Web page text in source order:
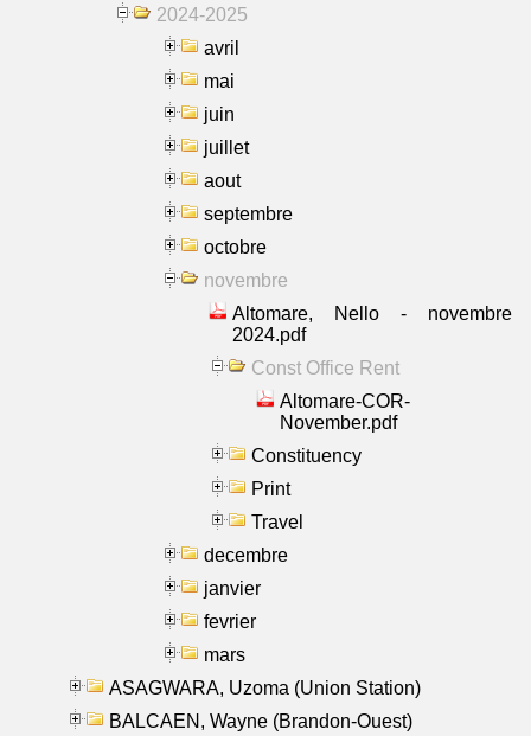
2024-2025
avril
mai
juin
juillet
aout
septembre
octobre
novembre
Altomare, Nello - novembre
2024.pdf
Const Office Rent
Altomare-COR-
November.pdf
Constituency
Print
Travel
decembre
janvier
fevrier
mars
ASAGWARA, Uzoma (Union Station)
BALCAEN, Wayne (Brandon-Ouest)